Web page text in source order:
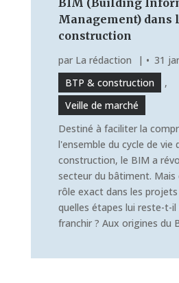
BIM (Building
Management) dans
construction
par La rédaction | 31
BTP & construction
,
Veille de marché
Destiné à faciliter la
l'ensemble du cycle de vie
construction, le BIM a
secteur du bâtiment. Mais
rôle exact dans les
quelles étapes lui reste-t-il
franchir ? Aux origines du